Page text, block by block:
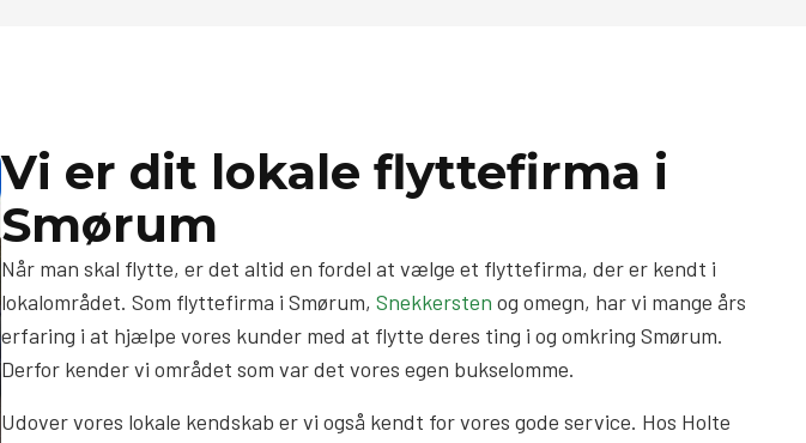
Vi er dit lokale flyttefirma i
Smørum
Når man skal flytte, er det altid en fordel at vælge et flyttefirma, der er kendt i
lokalområdet. Som flyttefirma i Smørum, Snekkersten og omegn, har vi mange års
erfaring i at hjælpe vores kunder med at flytte deres ting i og omkring Smørum.
Derfor kender vi området som var det vores egen bukselomme.
Udover vores lokale kendskab er vi også kendt for vores gode service. Hos Holte